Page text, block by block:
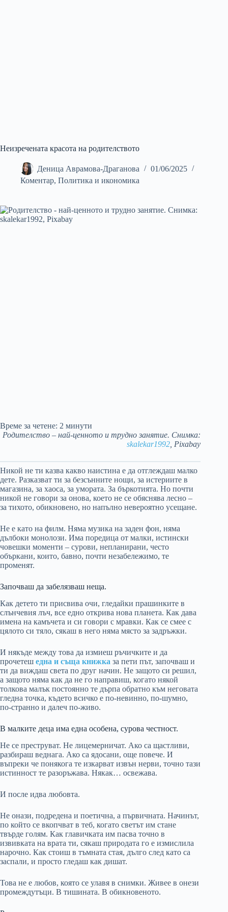
Неизречената красота на родителството
Деница Аврамова-Драганова
01/06/2025
Коментар, Политика и икономика
Време за четене: 2 минути
Родителство – най-ценното и трудно занятие. Снимка:
skalekar1992 , Pixabay
Никой не ти казва какво наистина е да отглеждаш малко
дете. Разказват ти за безсънните нощи, за истериите в
магазина, за хаоса, за умората. За бъркотията. Но почти
никой не говори за онова, което не се обяснява лесно –
за тихото, обикновено, но напълно невероятно усещане.
Не е като на филм. Няма музика на заден фон, няма
дълбоки монолози. Има поредица от малки, истински
човешки моменти – сурови, непланирани, често
объркани, които, бавно, почти незабележимо, те
променят.
Започваш да забелязваш неща.
Как детето ти присвива очи, гледайки прашинките в
слънчевия лъч, все едно открива нова планета. Как дава
имена на камъчета и си говори с мравки. Как се смее с
цялото си тяло, сякаш в него няма място за задръжки.
И някъде между това да измиеш ръчичките и да
прочетеш една и съща книжка за пети път, започваш и
ти да виждаш света по друг начин. Не защото си решил,
а защото няма как да не го направиш, когато някой
толкова малък постоянно те дърпа обратно към неговата
гледна точка, където всичко е по-невинно, по-шумно,
по-странно и далеч по-живо.
В малките деца има една особена, сурова честност.
Не се преструват. Не лицемерничат. Ако са щастливи,
разбираш веднага. Ако са ядосани, още повече. И
въпреки че понякога те изкарват извън нерви, точно тази
истинност те разоръжава. Някак… освежава.
И после идва любовта.
Не онази, подредена и поетична, а първичната. Начинът,
по който се вкопчват в теб, когато светът им стане
твърде голям. Как главичката им пасва точно в
извивката на врата ти, сякаш природата го е измислила
нарочно. Как стоиш в тъмната стая, дълго след като са
заспали, и просто гледаш как дишат.
Това не е любов, която се улавя в снимки. Живее в онези
промеждутъци. В тишината. В обикновеното.